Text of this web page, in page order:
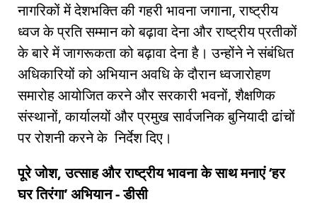
नागरिकों में देशभक्ति की गहरी भावना जगाना, राष्ट्रीय
ध्वज के प्रति सम्मान को बढ़ावा देना और राष्ट्रीय प्रतीकों
के बारे में जागरूकता को बढ़ावा देना है। उन्होंने ने संबंधित
अधिकारियों को अभियान अवधि के दौरान ध्वजारोहण
समारोह आयोजित करने और सरकारी भवनों, शैक्षणिक
संस्थानों, कार्यालयों और प्रमुख सार्वजनिक बुनियादी ढांचों
पर रोशनी करने के निर्देश दिए।
पूरे जोश, उत्साह और राष्ट्रीय भावना के साथ मनाएं ‘हर
घर तिरंगा’ अभियान - डीसी